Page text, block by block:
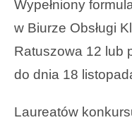
Wypełniony
w Biurze Obsługi
Ratuszowa 12 lub
do dnia 18
Laureatów